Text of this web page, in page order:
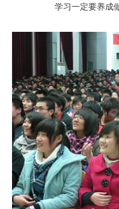
学习一定要养成